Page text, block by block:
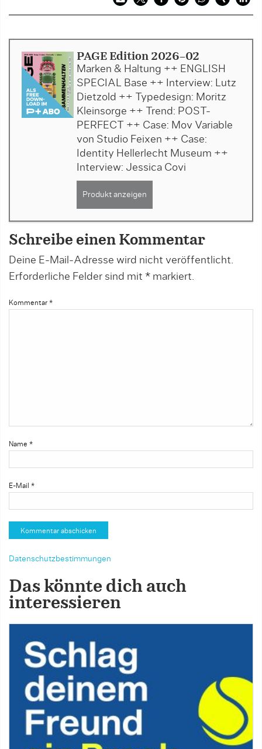
PAGE Edition 2026-02
Marken & Haltung ++ ENGLISH
SPECIAL Base ++ Interview: Lutz
Dietzold ++ Typedesign: Moritz
Kleinsorge ++ Trend: POST-
PERFECT ++ Case: Mov Variable
von Studio Feixen ++ Case:
Identity Hellerlecht Museum ++
Interview: Jessica Covi
Produkt anzeigen
Schreibe einen Kommentar
Deine E-Mail-Adresse wird nicht veröffentlicht.
Erforderliche Felder sind mit * markiert.
Kommentar *
Name *
E-Mail *
Datenschutzbestimmungen
Das könnte dich auch
interessieren